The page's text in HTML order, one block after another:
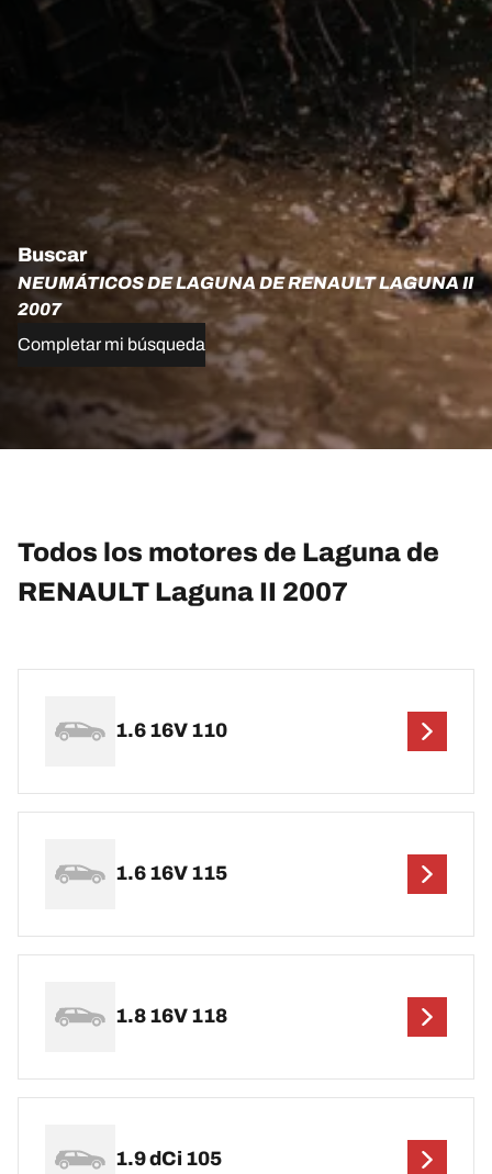
Buscar
NEUMÁTICOS DE LAGUNA DE RENAULT LAGUNA II
2007
Completar mi búsqueda
Todos los motores de Laguna de
RENAULT Laguna II 2007
1.6 16V 110
1.6 16V 115
1.8 16V 118
1.9 dCi 105